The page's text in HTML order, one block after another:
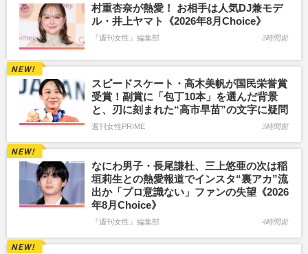
村重杏奈が熱愛！ お相手は人気DJ兼モデ
ル・井上ヤマト《2026年8月Choice》
『週刊女性』編集部 3時間前
スピードスケート・高木美帆が国民栄誉賞
受賞！副賞に「包丁10本」を選んだ背景
と、刃に刻まれた“高市早苗”の文字に疑問
週刊女性PRIME 3時間前
なにわ男子・長尾謙杜、三上悠亜の次は稲
垣莉生との熱愛報道でインスタ“裏アカ”流
出か「プロ意識ない」ファンの失望《2026
年8月Choice》
『週刊女性』編集部 4時間前